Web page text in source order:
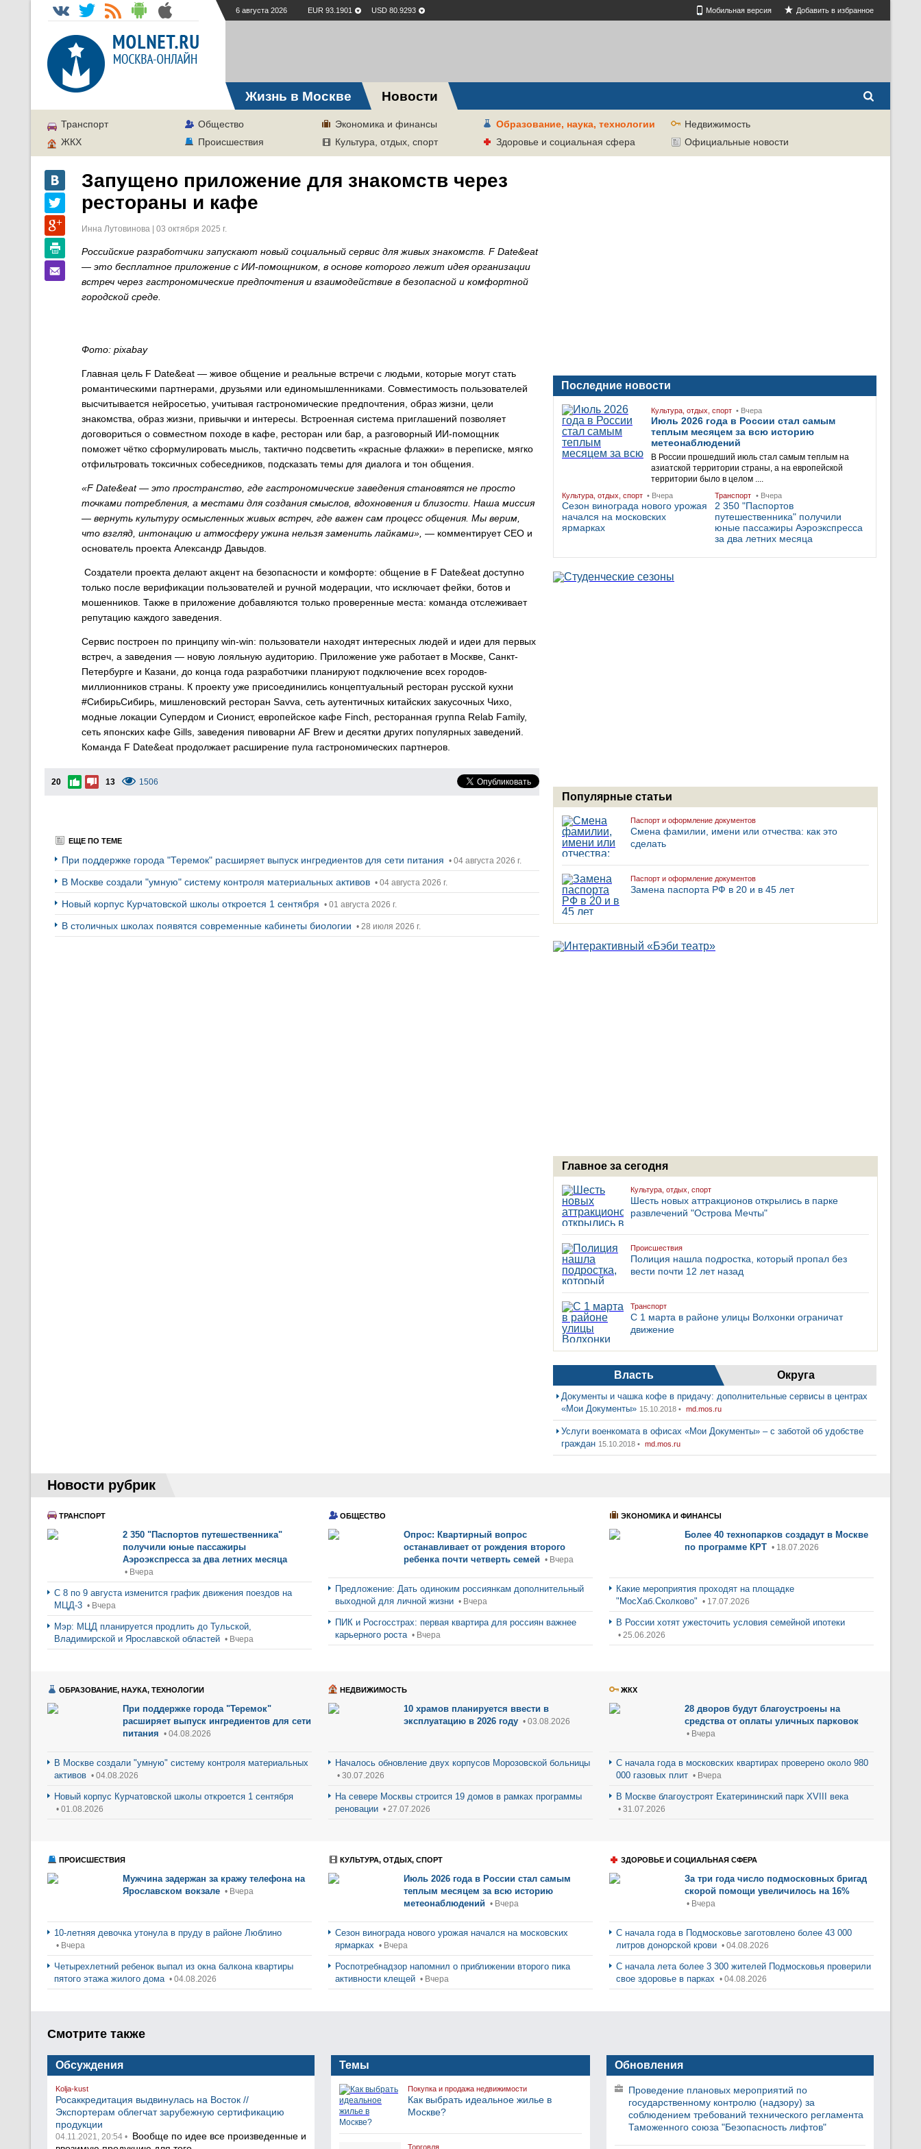
6 августа 2026 EUR 93.1901 USD 80.9293 Мобильная версия Добавить в избранное
Жизнь в Москве Новости
Транспорт Общество Экономика и финансы Образование, наука, технологии
Недвижимость
ЖКХ
Происшествия Культура, отдых, спорт Здоровье и социальная сфера Официальные новости
Запущено приложение для знакомств через
рестораны и кафе
Инна Лутовинова | 03 октября 2025 г.
Российские разработчики запускают новый социальный сервис для живых знакомств. F Date&eat
— это бесплатное приложение с ИИ-помощником, в основе которого лежит идея организации
встреч через гастрономические предпочтения и взаимодействие в безопасной и комфортной
городской среде.
Фото: pixabay
Главная цель F Date&eat — живое общение и реальные встречи с людьми, которые могут стать
романтическими партнерами, друзьями или единомышленниками. Совместимость пользователей
высчитывается нейросетью, учитывая гастрономические предпочтения, образ жизни, цели
знакомства, образ жизни, привычки и интересы . Встроенная система приглашений позволяет
договориться о совместном походе в кафе, ресторан или бар, а разговорный ИИ-помощник
поможет чётко сформулировать мысль, тактично подсветить «красные флажки» в переписке, мягко
отфильтровать токсичных собеседников, подсказать темы для диалога и тон общения
«F Date&eat — это пространство, где гастрономические заведения становятся не просто
точками потребления, а местами для создания смыслов, вдохновения и близости. Наша миссия
— вернуть культуру осмысленных живых встреч, где важен сам процесс общения. Мы верим,
что взгляд, интонацию и атмосферу ужина нельзя заменить лайками», — комментирует CEO и
основатель проекта Александр Давыдов.
Создатели проекта делают акцент на безопасности и комфорте: общение в F Date&eat доступно
только после верификации пользователей и ручной модерации, что исключает фейки, ботов и
мошенников. Также в приложение добавляются только проверенные места: команда отслеживает
репутацию каждого заведения.
Сервис построен по принципу win-win: пользователи находят интересных людей и идеи для первых
встреч, а заведения — новую лояльную аудиторию. Приложение уже работает в Москве, Санкт-
Петербурге и Казани, до конца года разработчики планируют подключение всех городов-
миллионников страны. К проекту уже присоединились концептуальный ресторан русской кухни
#СибирьСибирь, мишленовский ресторан Savva, сеть аутентичных китайских закусочных Чихо,
модные локации Супердом и Сионист, европейское кафе Finch, ресторанная группа Relab Family,
сеть японских кафе Gills, заведения пивоварни AF Brew и десятки других популярных заведений.
Команда F Date&eat продолжает расширение пула гастрономических партнеров.
20 13 1506
ЕЩЕ ПО ТЕМЕ
При поддержке города "Теремок" расширяет выпуск ингредиентов для сети питания • 04 августа 2026 г.
В Москве создали "умную" систему контроля материальных активов • 04 августа 2026 г.
Новый корпус Курчатовской школы откроется 1 сентября • 01 августа 2026 г.
В столичных школах появятся современные кабинеты биологии • 28 июля 2026 г.
Последние новости
Культура, отдых, спорт • Вчера
Июль 2026 года в России стал самым
теплым месяцем за всю историю
метеонаблюдений
В России прошедший июль стал самым тeплым на
азиатской территории страны, а на европейской
территории было в целом ....
Культура, отдых, спорт • Вчера
Сезон винограда нового урожая
начался на московских
ярмарках
Транспорт • Вчера
2 350 "Паспортов
путешественника" получили
юные пассажиры Аэроэкспресса
за два летних месяца
Популярные статьи
Паспорт и оформление документов
Смена фамилии, имени или отчества: как это
сделать
Паспорт и оформление документов
Замена паспорта РФ в 20 и в 45 лет
Главное за сегодня
Культура, отдых, спорт
Шесть новых аттракционов открылись в парке
развлечений "Острова Мечты"
Происшествия
Полиция нашла подростка, который пропал без
вести почти 12 лет назад
Транспорт
С 1 марта в районе улицы Волхонки ограничат
движение
Власть Округа
Документы и чашка кофе в придачу: дополнительные сервисы в центрах
«Мои Документы» 15.10.2018 • md.mos.ru
Услуги военкомата в офисах «Мои Документы» – с заботой об удобстве
граждан 15.10.2018 • md.mos.ru
Новости рубрик
ТРАНСПОРТ
2 350 "Паспортов путешественника"
получили юные пассажиры
Аэроэкспресса за два летних месяца
• Вчера
С 8 по 9 августа изменится график движения поездов на
МЦД-3 • Вчера
Мэр: МЦД планируется продлить до Тульской,
Владимирской и Ярославской областей • Вчера
ОБЩЕСТВО
Опрос: Квартирный вопрос
останавливает от рождения второго
ребенка почти четверть семей • Вчера
Предложение: Дать одиноким россиянкам дополнительный
выходной для личной жизни • Вчера
ПИК и Росгосстрах: первая квартира для россиян важнее
карьерного роста • Вчера
ЭКОНОМИКА И ФИНАНСЫ
Более 40 технопарков создадут в Москве
по программе КРТ • 18.07.2026
Какие мероприятия проходят на площадке
"МосХаб.Сколково" • 17.07.2026
В России хотят ужесточить условия семейной ипотеки
• 25.06.2026
ОБРАЗОВАНИЕ, НАУКА, ТЕХНОЛОГИИ
При поддержке города "Теремок"
расширяет выпуск ингредиентов для сети
питания • 04.08.2026
В Москве создали "умную" систему контроля материальных
активов • 04.08.2026
Новый корпус Курчатовской школы откроется 1 сентября
• 01.08.2026
НЕДВИЖИМОСТЬ
10 храмов планируется ввести в
эксплуатацию в 2026 году • 03.08.2026
Началось обновление двух корпусов Морозовской больницы
• 30.07.2026
На севере Москвы строится 19 домов в рамках программы
реновации • 27.07.2026
ЖКХ
28 дворов будут благоустроены на
средства от оплаты уличных парковок
• Вчера
С начала года в московских квартирах проверено около 980
000 газовых плит • Вчера
В Москве благоустроят Екатерининский парк XVIII века
• 31.07.2026
ПРОИСШЕСТВИЯ
Мужчина задержан за кражу телефона на
Ярославском вокзале • Вчера
10-летняя девочка утонула в пруду в районе Люблино
• Вчера
Четырехлетний ребенок выпал из окна балкона квартиры
пятого этажа жилого дома • 04.08.2026
КУЛЬТУРА, ОТДЫХ, СПОРТ
Июль 2026 года в России стал самым
теплым месяцем за всю историю
метеонаблюдений • Вчера
Сезон винограда нового урожая начался на московских
ярмарках • Вчера
Роспотребнадзор напомнил о приближении второго пика
активности клещей • Вчера
ЗДОРОВЬЕ И СОЦИАЛЬНАЯ СФЕРА
За три года число подмосковных бригад
скорой помощи увеличилось на 16%
• Вчера
С начала года в Подмосковье заготовлено более 43 000
литров донорской крови • 04.08.2026
С начала лета более 3 300 жителей Подмосковья проверили
свое здоровье в парках • 04.08.2026
Смотрите также
Обсуждения
Kolja-kust
Росаккредитация выдвинулась на Восток //
Экспортерам облегчат зарубежную сертификацию
продукции
04.11.2021, 20:54 • Вообще по идее все произведенные и
Темы
Покупка и продажа недвижимости
Как выбрать идеальное жилье в
Москве?
Торговля
Обновления
Проведение плановых мероприятий по
государственному контролю (надзору) за
соблюдением требований технического регламента
Таможенного союза "Безопасность лифтов"